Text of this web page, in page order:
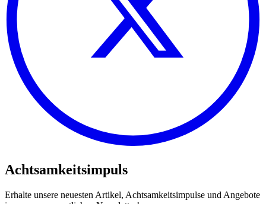
Achtsamkeitsimpuls
Erhalte unsere neuesten Artikel, Achtsamkeitsimpulse und Angebote